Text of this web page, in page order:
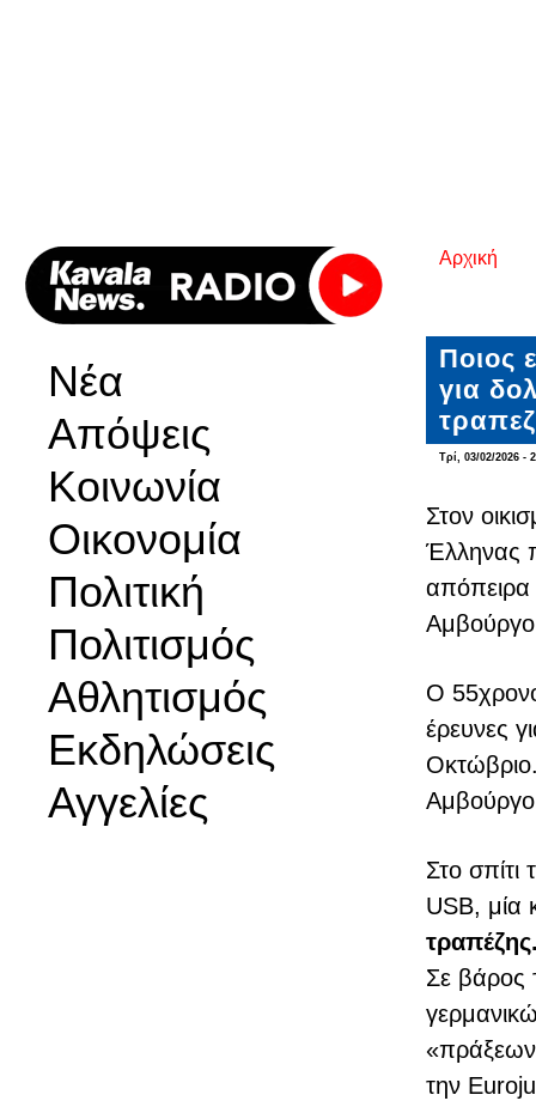
Νέα
Απόψεις
Κοινωνία
Οικονομία
Πολιτική
Πολιτισμός
Αθλητισμός
Εκδηλώσεις
Αγγελίες
Είστε
Αρχική
Ποιος
για
Τρί, 03/02/2026 -
Στον
Έλληνας
απόπειρα
Ο
έρευνες
Στο σπίτι
USB, μία
Σε βάρος
την